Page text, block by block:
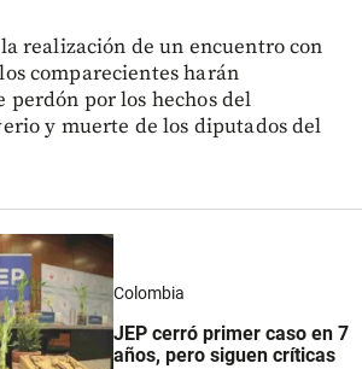
realización de un encuentro con
comparecientes harán
perdón por los hechos del
y muerte de los diputados del
Colombia
JEP cerró primer caso en 7
años, pero siguen críticas